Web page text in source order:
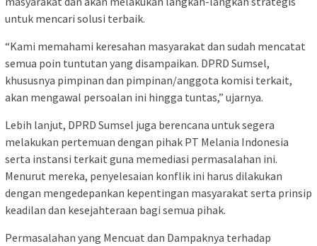
untuk mencari solusi terbaik.
“Kami memahami keresahan masyarakat dan sudah mencatat
semua poin tuntutan yang disampaikan. DPRD Sumsel,
khususnya pimpinan dan pimpinan/anggota komisi terkait,
akan mengawal persoalan ini hingga tuntas,” ujarnya.
Lebih lanjut, DPRD Sumsel juga berencana untuk segera
melakukan pertemuan dengan pihak PT Melania Indonesia
serta instansi terkait guna memediasi permasalahan ini.
Menurut mereka, penyelesaian konflik ini harus dilakukan
dengan mengedepankan kepentingan masyarakat serta prinsip
keadilan dan kesejahteraan bagi semua pihak.
Permasalahan yang Mencuat dan Dampaknya terhadap